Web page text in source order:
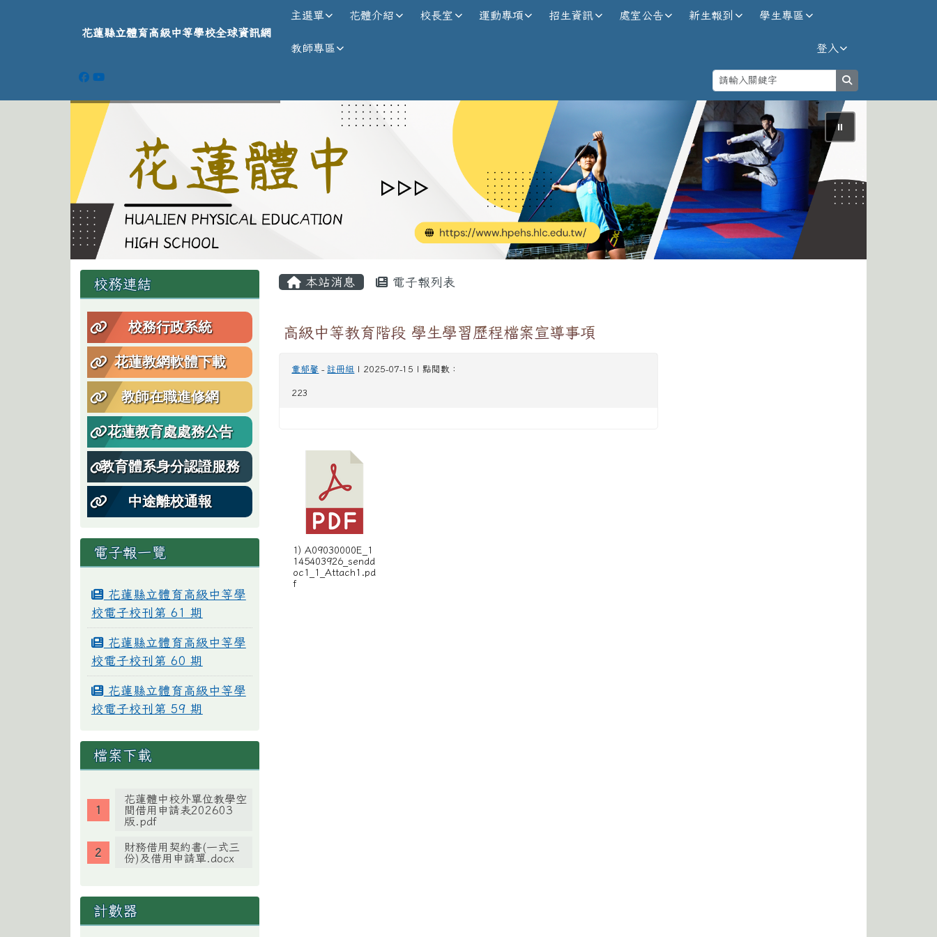
花蓮縣立體育高級中等學校全球資訊網
花蓮縣立體育高級中等學校全球資訊網
主選單 花體介紹 校長室 運動專項 招生資訊 處室公告 新生報到 學生專區
教師專區 登入
⏸
左邊區域內容
校務連結
校務行政系統
花蓮教網軟體下載
教師在職進修網
花蓮教育處處務公告
教育體系身分認證服務
中途離校通報
電子報一覽
花蓮縣立體育高級中等學
校電子校刊第 61 期
花蓮縣立體育高級中等學
校電子校刊第 60 期
花蓮縣立體育高級中等學
校電子校刊第 59 期
檔案下載
花蓮體中校外單位教學空
間借用申請表202603
版.pdf
財務借用契約書(一式三
份)及借用申請單.docx
計數器
主內容區域
本站消息 電子報列表
高級中等教育階段 學生學習歷程檔案宣導事項
童郁馨 -註冊組 | 2025-07-15 | 點閱數：
223
1) A09030000E_1
145403926_sendd
oc1_1_Attach1.pd
f
頁尾區域